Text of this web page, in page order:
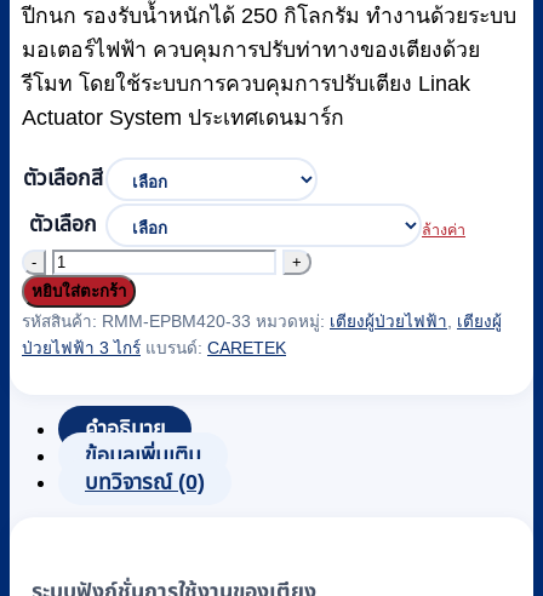
฿91,500
ปีกนก รองรับน้ำหนักได้ 250 กิโลกรัม ทำงานด้วยระบบ
มอเตอร์ไฟฟ้า ควบคุมการปรับท่าทางของเตียงด้วย
รีโมท โดยใช้ระบบการควบคุมการปรับเตียง Linak
Actuator System ประเทศเดนมาร์ก
ตัวเลือกสี
ตัวเลือก
ล้างค่า
จำนวน
เตียง
ผู้
3
CARETEK
หยิบใส่ตะกร้า
รหัสสินค้า: RMM-EPBM420-33 หมวดหมู่: เตียงผู้ป่วยไฟฟ้า
เตียงผู้
ป่วยไฟฟ้า 3 ไกร์ แบรนด์: CARETEK
คำอธิบาย
ข้อมูลเพิ่มเติม
บทวิจารณ์ (0)